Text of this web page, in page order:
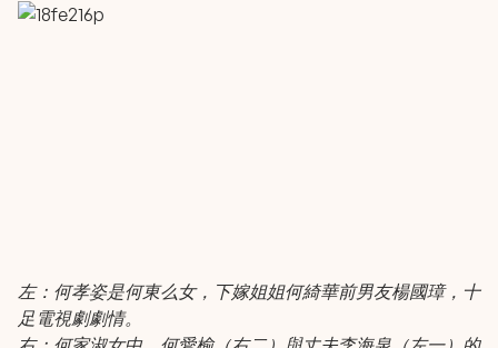
左：何孝姿是何東么女，下嫁姐姐何綺華前男友楊國璋，十
足電視劇劇情。